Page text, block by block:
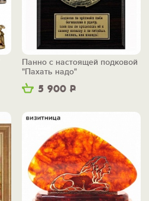
5 900 Р
Панно с настоящей подковой
"Пахать надо"